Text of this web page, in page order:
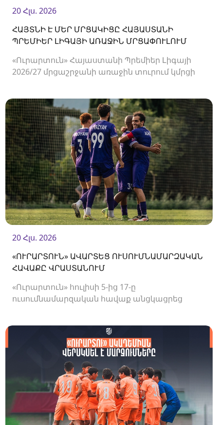
20 Հլս. 2026
ՀԱՅՏՆԻ Է ՄԵՐ ՄՐՑԱԿԻՑԸ ՀԱՅԱՍՏԱՆԻ
ՊՐԵՄԻԵՐ ԼԻԳԱՅԻ ԱՌԱՋԻՆ ՄՐՑԱՓՈՒԼՈՒՄ
«Ուրարտուն» Հայաստանի Պրեմիեր Լիգայի
2026/27 մրցաշրջանի առաջին տուրում կմրցի
20 Հլս. 2026
«ՈՒՐԱՐՏՈՒՆ» ԱՎԱՐՏԵՑ ՈՒՍՈՒՄՆԱՄԱՐԶԱԿԱՆ
ՀԱՎԱՔԸ ՎՐԱՍՏԱՆՈՒՄ
«Ուրարտուն» հուլիսի 5-ից 17-ը
ուսումնամարզական հավաք անցկացրեց